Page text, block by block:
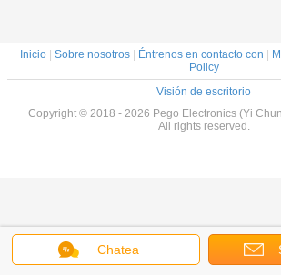
Chatea
Inicio Sobre nosotros Éntrenos en contacto con
Policy
Visión de escritorio
Copyright © 2018 - 2026 Pego Electronics (Yi
All rights reserved.